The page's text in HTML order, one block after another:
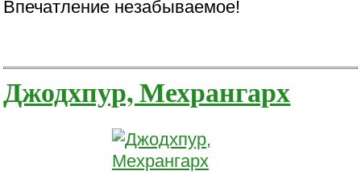
Впечатление незабываемое!
Джодхпур, Мехрангарх